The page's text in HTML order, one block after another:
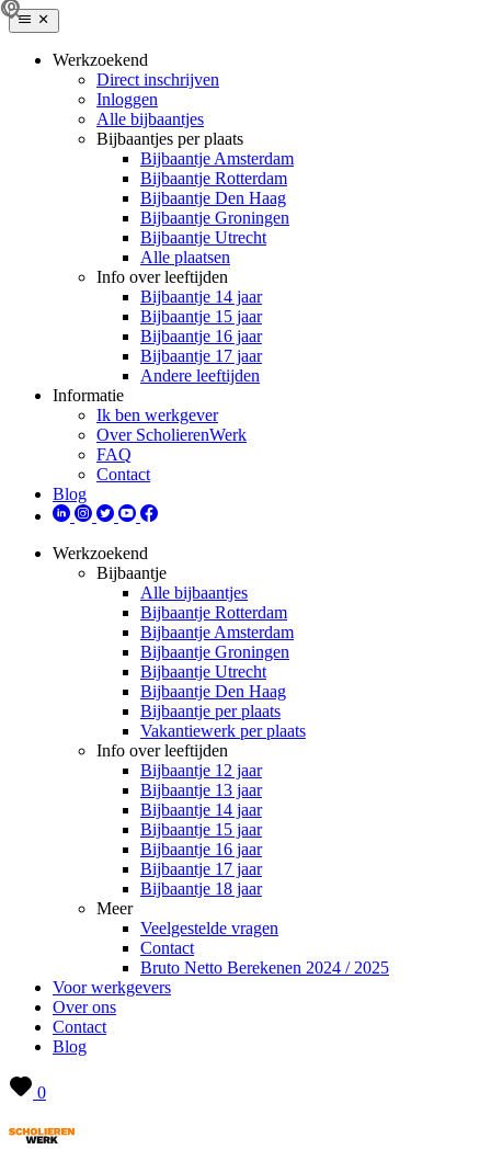
Werkzoekend
Direct inschrijven
Inloggen
Alle bijbaantjes
Bijbaantjes per plaats
Bijbaantje Amsterdam
Bijbaantje Rotterdam
Bijbaantje Den Haag
Bijbaantje Groningen
Bijbaantje Utrecht
Alle plaatsen
Info over leeftijden
Bijbaantje 14 jaar
Bijbaantje 15 jaar
Bijbaantje 16 jaar
Bijbaantje 17 jaar
Andere leeftijden
Informatie
Ik ben werkgever
Over ScholierenWerk
FAQ
Contact
Blog
Werkzoekend
Bijbaantje
Alle bijbaantjes
Bijbaantje Rotterdam
Bijbaantje Amsterdam
Bijbaantje Groningen
Bijbaantje Utrecht
Bijbaantje Den Haag
Bijbaantje per plaats
Vakantiewerk per plaats
Info over leeftijden
Bijbaantje 12 jaar
Bijbaantje 13 jaar
Bijbaantje 14 jaar
Bijbaantje 15 jaar
Bijbaantje 16 jaar
Bijbaantje 17 jaar
Bijbaantje 18 jaar
Meer
Veelgestelde vragen
Contact
Bruto Netto Berekenen 2024 / 2025
Voor werkgevers
Over ons
Contact
Blog
0